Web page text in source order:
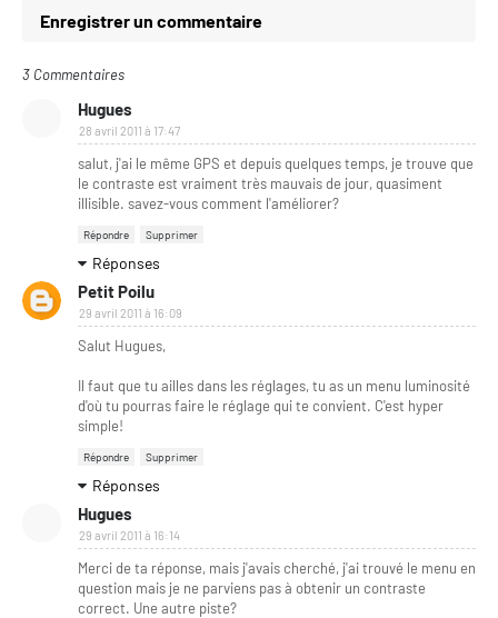
Enregistrer un commentaire
3 Commentaires
Hugues
28 avril 2011 à 17:47
salut, j'ai le même GPS et depuis quelques temps, je trouve que
le contraste est vraiment très mauvais de jour, quasiment
illisible. savez-vous comment l'améliorer?
Répondre Supprimer
Réponses
Petit Poilu
29 avril 2011 à 16:09
Salut Hugues,
Il faut que tu ailles dans les réglages, tu as un menu luminosité
d'où tu pourras faire le réglage qui te convient. C'est hyper
simple!
Répondre Supprimer
Réponses
Hugues
29 avril 2011 à 16:14
Merci de ta réponse, mais j'avais cherché, j'ai trouvé le menu en
question mais je ne parviens pas à obtenir un contraste
correct. Une autre piste?